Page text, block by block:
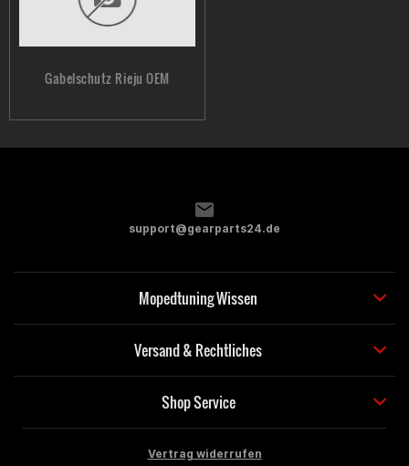
Gabelschutz Rieju OEM
support@gearparts24.de
Mopedtuning Wissen
Versand & Rechtliches
Shop Service
Vertrag widerrufen